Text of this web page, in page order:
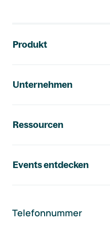
Produkt
Unternehmen
Ressourcen
Events entdecken
Telefonnummer